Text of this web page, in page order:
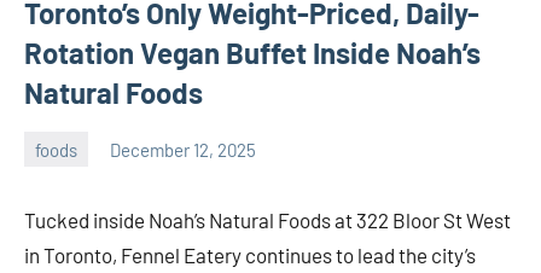
Toronto’s Only Weight-Priced, Daily-
Rotation Vegan Buffet Inside Noah’s
Natural Foods
foods December 12, 2025
Tucked inside Noah’s Natural Foods at 322 Bloor St West
in Toronto, Fennel Eatery continues to lead the city’s